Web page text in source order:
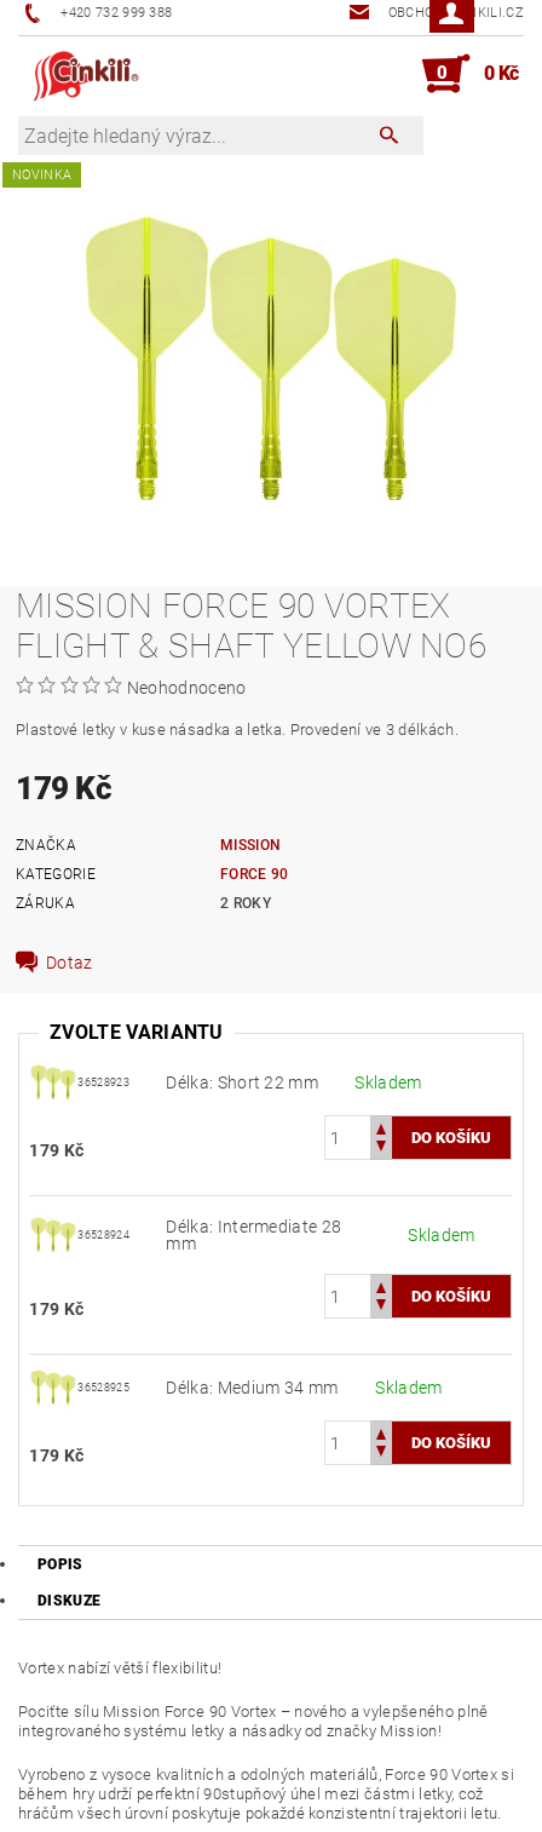
+420 732 999 388 OBCHOD@CINKILI.CZ
0 0 Kč
NOVINKA
MISSION FORCE 90 VORTEX
FLIGHT & SHAFT YELLOW NO6
Neohodnoceno
Plastové letky v kuse násadka a letka. Provedení ve 3 délkách.
179 Kč
ZNAČKA
MISSION
KATEGORIE
FORCE 90
ZÁRUKA
2 ROKY
Dotaz
ZVOLTE VARIANTU
36528923 Délka: Short 22 mm Skladem
179 Kč
36528924
Délka: Intermediate 28
mm
Skladem
179 Kč
36528925 Délka: Medium 34 mm Skladem
179 Kč
POPIS
DISKUZE
Vortex nabízí větší flexibilitu!
Pociťte sílu Mission Force 90 Vortex – nového a vylepšeného plně
integrovaného systému letky a násadky od značky Mission!
Vyrobeno z vysoce kvalitních a odolných materiálů, Force 90 Vortex si
během hry udrží perfektní 90stupňový úhel mezi částmi letky, což
hráčům všech úrovní poskytuje pokaždé konzistentní trajektorii letu.